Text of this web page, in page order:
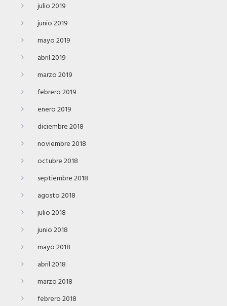
julio 2019
junio 2019
mayo 2019
abril 2019
marzo 2019
febrero 2019
enero 2019
diciembre 2018
noviembre 2018
octubre 2018
septiembre 2018
agosto 2018
julio 2018
junio 2018
mayo 2018
abril 2018
marzo 2018
febrero 2018